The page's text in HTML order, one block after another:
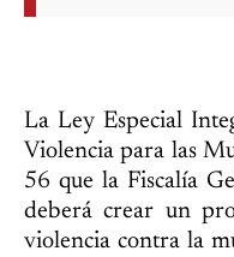
La Ley Especial
Violencia para las
56 que la Fiscalía
deberá crear un
violencia contra la